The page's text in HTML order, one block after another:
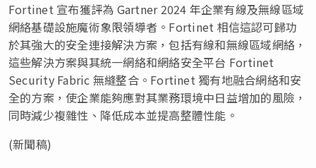
Fortinet 宣布獲評為 Gartner 2024 年企業有線及無線區域
網絡基礎設施魔術象限領導者。Fortinet 相信這認可歸功
於其強大的安全連接解決方案，包括有線和無線區域網絡，
這些解決方案與其統一網絡和網絡安全平台 Fortinet
Security Fabric 無縫整合。Fortinet 獨有地融合網絡和安
全的方案，使企業能夠應對其業務環境中日益增加的風險，
同時減少複雜性、降低成本並提高整體性能。
(新聞稿)